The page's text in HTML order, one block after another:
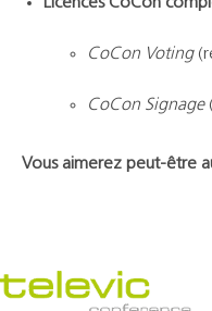
CoCon Voting
CoCon Signage
Vous aimerez peut-être